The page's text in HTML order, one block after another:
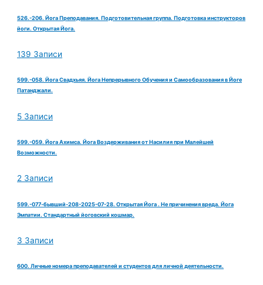
526.-206. Йога Преподавания. Подготовительная группа. Подготовка инструкторов
йоги. Открытая Йога.
139 Записи
599.-058. Йога Свадхьяя. Йога Непрерывного Обучения и Самообразования в Йоге
Патанджали.
5 Записи
599.-059. Йога Ахимса. Йога Воздерживания от Насилия при Малейшей
Возможности.
2 Записи
599.-077-бывший-208-2025-07-28. Открытая Йога . Не причинения вреда. Йога
Эмпатии. Стандартный йоговский кошмар.
3 Записи
600. Личные номера преподавателей и студентов для личной деятельности.